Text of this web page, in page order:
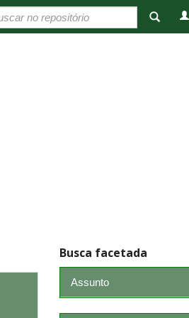
Busca facetada
Assunto